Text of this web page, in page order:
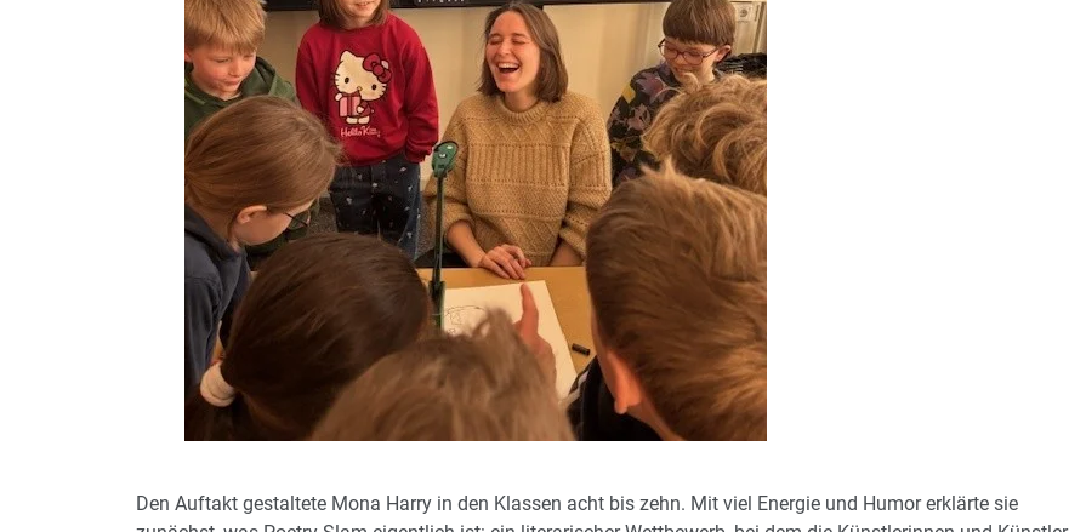
Den Auftakt gestaltete Mona Harry in den Klassen acht bis zehn. Mit viel Energie und Humor erklärte sie